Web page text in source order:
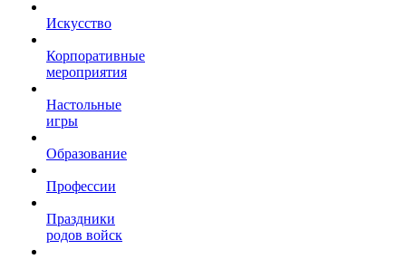
Искусство
Корпоративные
мероприятия
Настольные
игры
Образование
Профессии
Праздники
родов войск